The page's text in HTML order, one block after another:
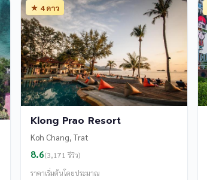
★ 4 ดาว
Klong Prao Resort
Koh Chang, Trat
8.6(3,171 รีวิว)
ราคาเริ่มต้นโดยประมาณ